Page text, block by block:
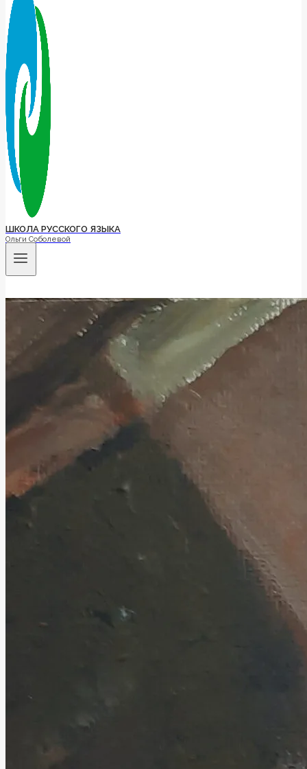
ШКОЛА РУССКОГО ЯЗЫКА
Ольги Соболевой